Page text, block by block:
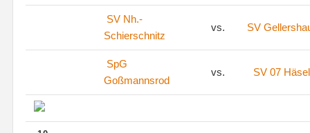
SV Nh.-
Schierschnitz
vs. SV
SpG
Goßmannsrod
vs. SV 07